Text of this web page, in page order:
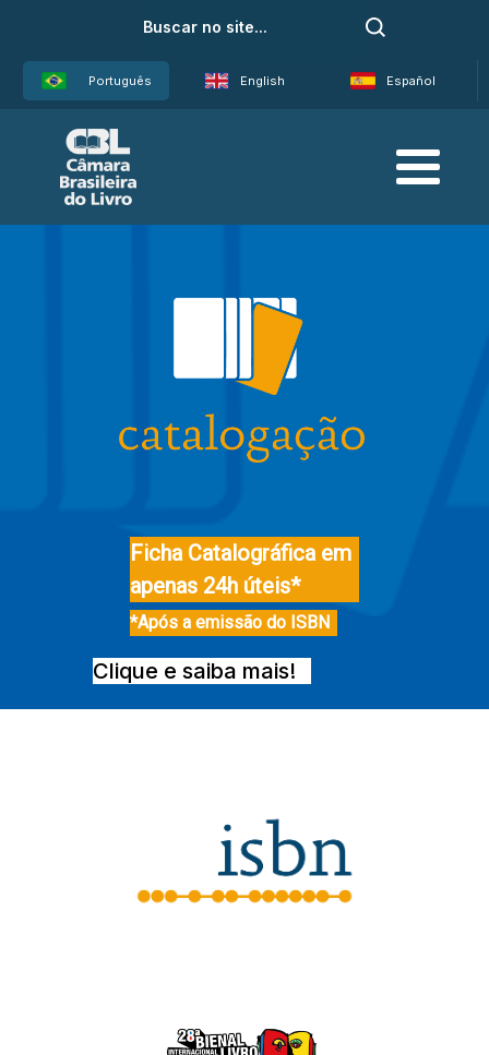
Português English Español
*Após a emissão do ISBN
Clique e saiba mais!
Ficha Catalográfica em
apenas 24h úteis*